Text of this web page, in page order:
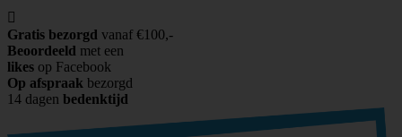

Gratis bezorgd vanaf €100,-
Beoordeeld met een
likes op Facebook
Op afspraak bezorgd
14 dagen bedenktijd